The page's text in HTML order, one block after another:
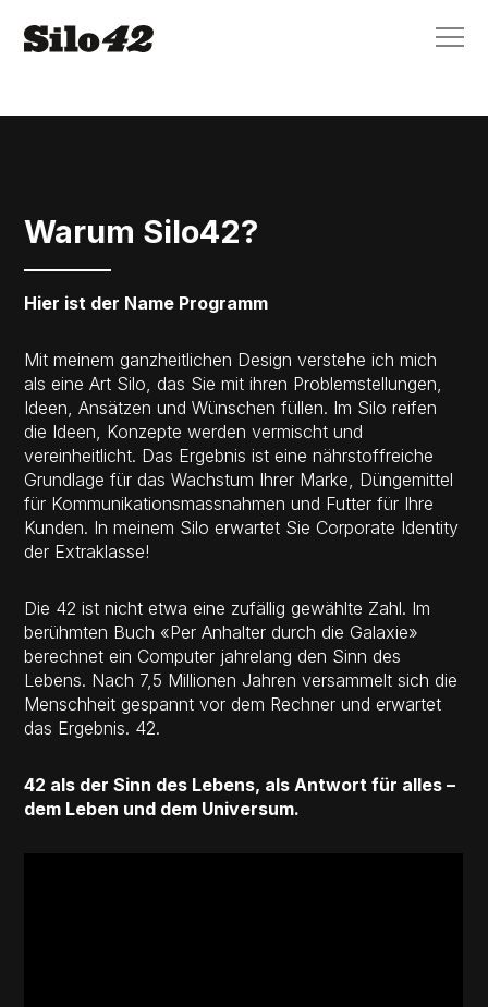
Warum Silo42?
Hier ist der Name Programm
Mit meinem ganzheitlichen Design verstehe ich mich
als eine Art Silo, das Sie mit ihren Problemstellungen,
Ideen, Ansätzen und Wünschen füllen. Im Silo reifen
die Ideen, Konzepte werden vermischt und
vereinheitlicht. Das Ergebnis ist eine nährstoffreiche
Grundlage für das Wachstum Ihrer Marke, Düngemittel
für Kommunikationsmassnahmen und Futter für Ihre
Kunden. In meinem Silo erwartet Sie Corporate Identity
der Extraklasse!
Die 42 ist nicht etwa eine zufällig gewählte Zahl. Im
berühmten Buch «Per Anhalter durch die Galaxie»
berechnet ein Computer jahrelang den Sinn des
Lebens. Nach 7,5 Millionen Jahren versammelt sich die
Menschheit gespannt vor dem Rechner und erwartet
das Ergebnis. 42.
42 als der Sinn des Lebens, als Antwort für alles –
dem Leben und dem Universum.